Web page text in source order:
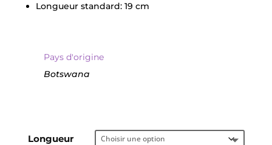
Longueur standard: 19 cm
Pays d'origine
Botswana
Longueur